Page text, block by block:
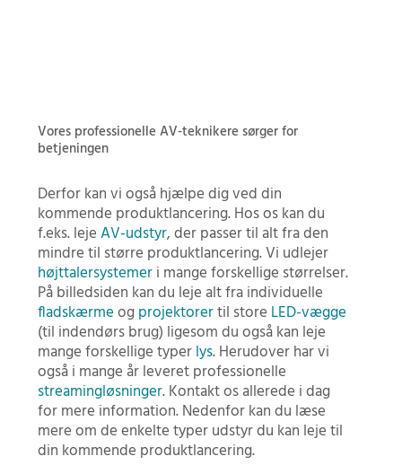
Vores professionelle AV-teknikere sørger for
betjeningen
Derfor kan vi også hjælpe dig ved din
kommende produktlancering. Hos os kan du
f.eks. lejeAV-udstyr, der passer til alt fra den
mindre til større produktlancering. Vi udlejer
højttalersystemeri mange forskellige størrelser.
På billedsiden kan du leje alt fra individuelle
fladskærmeogprojektorertil store LED-vægge
(til indendørs brug) ligesom du også kan leje
mange forskellige typerlys. Herudover har vi
også i mange år leveret professionelle
streamingløsninger. Kontakt os allerede i dag
for mere information. Nedenfor kan du læse
mere om de enkelte typer udstyr du kan leje til
din kommende produktlancering.